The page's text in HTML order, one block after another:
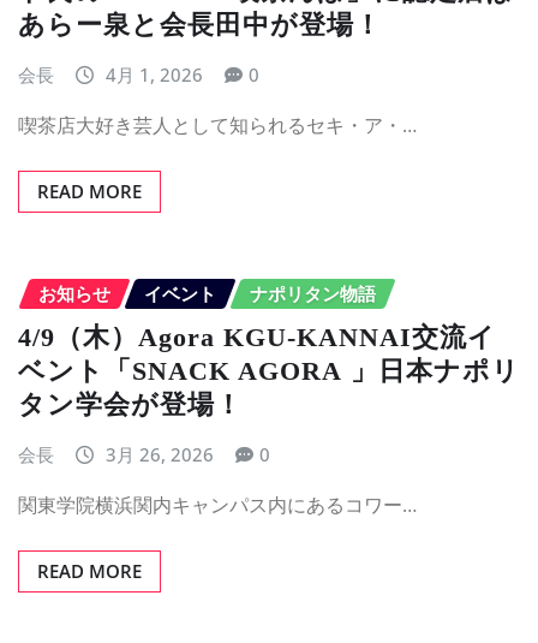
あらー泉と会長田中が登場！
会長 4月 1, 2026 0
喫茶店大好き芸人として知られるセキ・ア・…
READ MORE
お知らせ イベント ナポリタン物語
4/9（木）Agora KGU-KANNAI交流イ
ベント「SNACK AGORA 」日本ナポリ
タン学会が登場！
会長 3月 26, 2026 0
関東学院横浜関内キャンパス内にあるコワー…
READ MORE